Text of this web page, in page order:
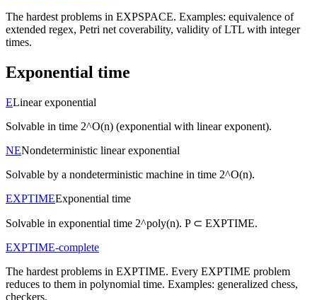
The hardest problems in EXPSPACE. Examples: equivalence of
extended regex, Petri net coverability, validity of LTL with integer
times.
Exponential time
ELinear exponential
Solvable in time 2^O(n) (exponential with linear exponent).
NENondeterministic linear exponential
Solvable by a nondeterministic machine in time 2^O(n).
EXPTIMEExponential time
Solvable in exponential time 2^poly(n). P ⊂ EXPTIME.
EXPTIME-complete
The hardest problems in EXPTIME. Every EXPTIME problem
reduces to them in polynomial time. Examples: generalized chess,
checkers.